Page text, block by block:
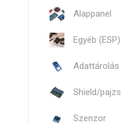
Alappanel
Egyéb (ESP)
Adattárolás
Shield/pajzs
Szenzor